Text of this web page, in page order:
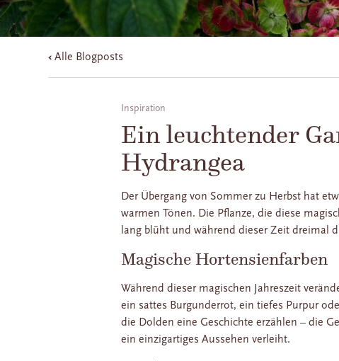
Alle Blogposts
Inspiration
Ein leuchtender
Hydrangea
Der Übergang von Sommer zu Herbst hat
warmen Tönen. Die Pflanze, die diese
lang blüht und während dieser Zeit dreimal
Magische Hortensienfarben
Während dieser magischen Jahreszeit
ein sattes Burgunderrot, ein tiefes Purpur
die Dolden eine Geschichte erzählen – die
ein einzigartiges Aussehen verleiht.